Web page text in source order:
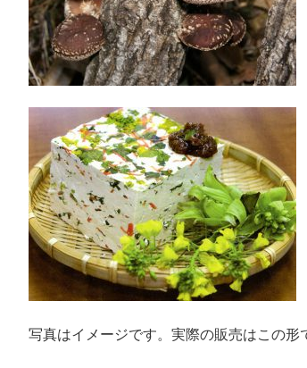
写真はイメージです。実際の販売はこの形